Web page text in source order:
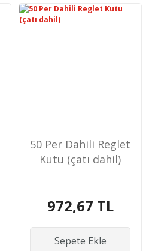
50 Per Dahili Reglet
Kutu (çatı dahil)
972,67 TL
Sepete Ekle